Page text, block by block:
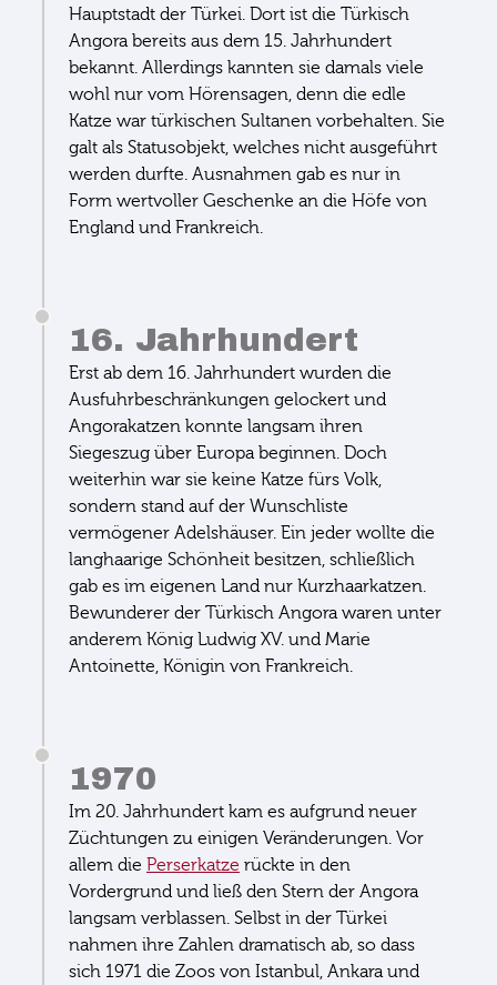
Hauptstadt der Türkei. Dort ist die Türkisch
Angora bereits aus dem 15. Jahrhundert
bekannt. Allerdings kannten sie damals viele
wohl nur vom Hörensagen, denn die edle
Katze war türkischen Sultanen vorbehalten. Sie
galt als Statusobjekt, welches nicht ausgeführt
werden durfte. Ausnahmen gab es nur in
Form wertvoller Geschenke an die Höfe von
England und Frankreich.
16. Jahrhundert
Erst ab dem 16. Jahrhundert wurden die
Ausfuhrbeschränkungen gelockert und
Angorakatzen konnte langsam ihren
Siegeszug über Europa beginnen. Doch
weiterhin war sie keine Katze fürs Volk,
sondern stand auf der Wunschliste
vermögener Adelshäuser. Ein jeder wollte die
langhaarige Schönheit besitzen, schließlich
gab es im eigenen Land nur Kurzhaarkatzen.
Bewunderer der Türkisch Angora waren unter
anderem König Ludwig XV. und Marie
Antoinette, Königin von Frankreich.
1970
Im 20. Jahrhundert kam es aufgrund neuer
Züchtungen zu einigen Veränderungen. Vor
allem die Perserkatze rückte in den
Vordergrund und ließ den Stern der Angora
langsam verblassen. Selbst in der Türkei
nahmen ihre Zahlen dramatisch ab, so dass
sich 1971 die Zoos von Istanbul, Ankara und